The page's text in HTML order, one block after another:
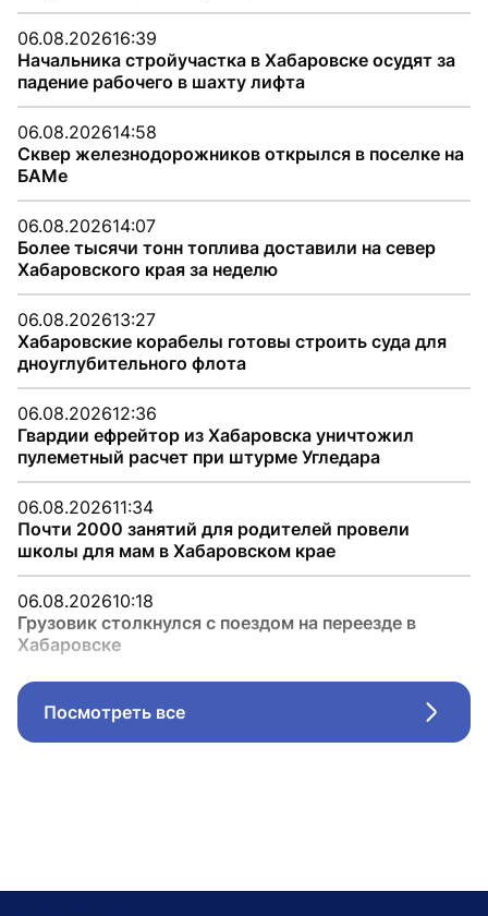
06.08.202616:39
Начальника стройучастка в Хабаровске осудят за
падение рабочего в шахту лифта
06.08.202614:58
Сквер железнодорожников открылся в поселке на
БАМе
06.08.202614:07
Более тысячи тонн топлива доставили на север
Хабаровского края за неделю
06.08.202613:27
Хабаровские корабелы готовы строить суда для
дноуглубительного флота
06.08.202612:36
Гвардии ефрейтор из Хабаровска уничтожил
пулеметный расчет при штурме Угледара
06.08.202611:34
Почти 2000 занятий для родителей провели
школы для мам в Хабаровском крае
06.08.202610:18
Грузовик столкнулся с поездом на переезде в
Хабаровске
Посмотреть все